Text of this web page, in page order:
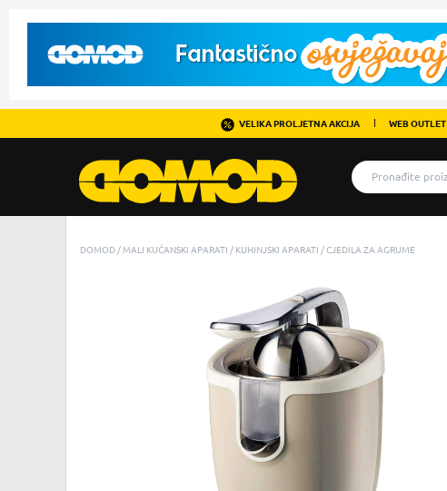
VELIKA PROLJETNA AKCIJA WEB OUTLET
DOMOD MALI KUĆANSKI APARATI KUHINJSKI APARATI CJEDILA ZA AGRUME